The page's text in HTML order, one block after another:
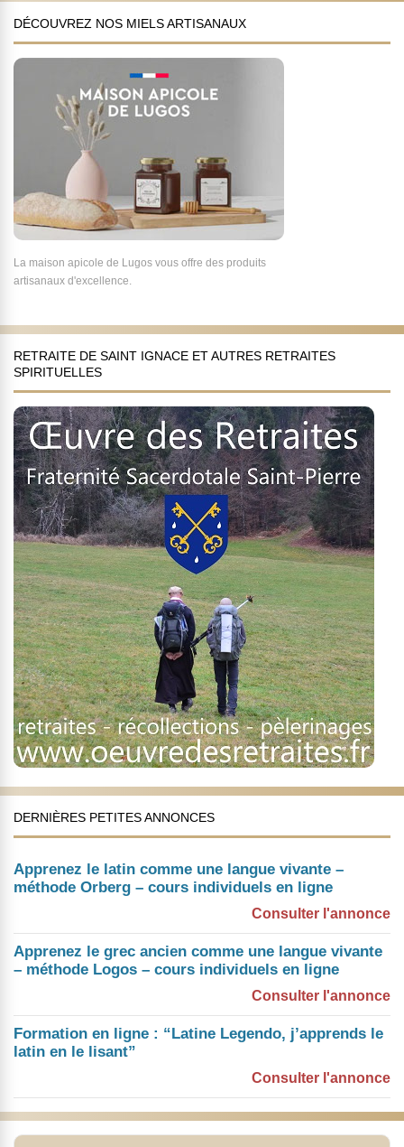
DÉCOUVREZ NOS MIELS ARTISANAUX
La maison apicole de Lugos vous offre des produits
artisanaux d'excellence.
RETRAITE DE SAINT IGNACE ET AUTRES RETRAITES
SPIRITUELLES
DERNIÈRES PETITES ANNONCES
Apprenez le latin comme une langue vivante –
méthode Orberg – cours individuels en ligne
Consulter l'annonce
Apprenez le grec ancien comme une langue vivante
– méthode Logos – cours individuels en ligne
Consulter l'annonce
Formation en ligne : “Latine Legendo, j’apprends le
latin en le lisant”
Consulter l'annonce